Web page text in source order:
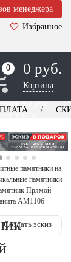
менеджера
Избранное
0
0 0 руб.
Корзина
для
заказа
памятники на
памятники
Прямой
AM1106
Создать эскиз